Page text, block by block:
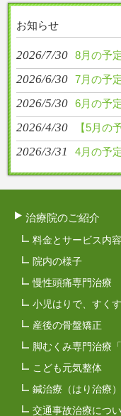
お知らせ
2026/7/30 8月の予
2026/6/30 7月の予
2026/5/30 6月の予
2026/4/30 【5月の
2026/3/31 4月の予
治療院のご紹介
料金とサービス内容
院内の様子
慢性頭痛専門治療
小児はりで、すく
産後の骨盤矯正
脚むくみ専門治療
こども元気整体
鍼治療（はり治療）
交通事故治療につ